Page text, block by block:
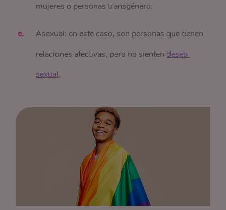
mujeres o personas transgénero.
Asexual: en este caso, son personas que tienen
relaciones afectivas, pero no sienten deseo
sexual.